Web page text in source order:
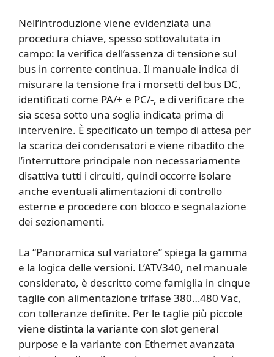
Nell’introduzione viene evidenziata una
procedura chiave, spesso sottovalutata in
campo: la verifica dell’assenza di tensione sul
bus in corrente continua. Il manuale indica di
misurare la tensione fra i morsetti del bus DC,
identificati come PA/+ e PC/-, e di verificare che
sia scesa sotto una soglia indicata prima di
intervenire. È specificato un tempo di attesa per
la scarica dei condensatori e viene ribadito che
l’interruttore principale non necessariamente
disattiva tutti i circuiti, quindi occorre isolare
anche eventuali alimentazioni di controllo
esterne e procedere con blocco e segnalazione
dei sezionamenti.
La “Panoramica sul variatore” spiega la gamma
e la logica delle versioni. L’ATV340, nel manuale
considerato, è descritto come famiglia in cinque
taglie con alimentazione trifase 380…480 Vac,
con tolleranze definite. Per le taglie più piccole
viene distinta la variante con slot general
purpose e la variante con Ethernet avanzata